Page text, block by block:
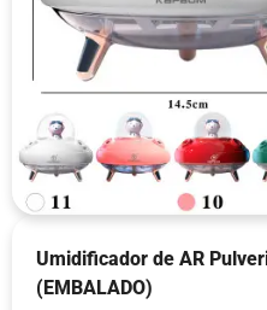
Umidificador de AR
(EMBALADO)